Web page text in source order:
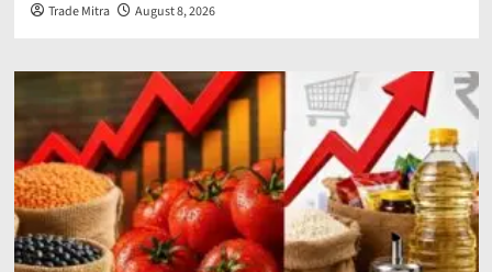
Trade Mitra August 8, 2026